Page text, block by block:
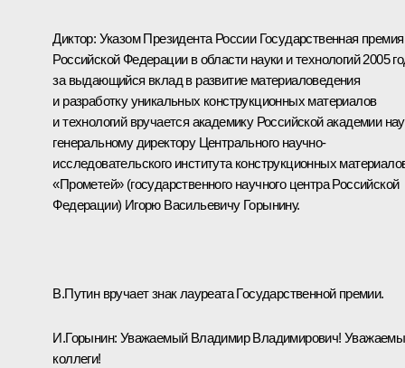
Диктор: Указом Президента России Государственная премия
Российской Федерации в области науки и технологий 2005
за выдающийся вклад в развитие материаловедения
и разработку уникальных конструкционных материалов
и технологий вручается академику Российской академии
генеральному директору Центрального научно-
исследовательского института конструкционных
«Прометей» (государственного научного центра Российской
Федерации) Игорю Васильевичу Горынину.
В.Путин вручает знак лауреата Государственной премии.
И.Горынин: Уважаемый Владимир Владимирович!
коллеги!